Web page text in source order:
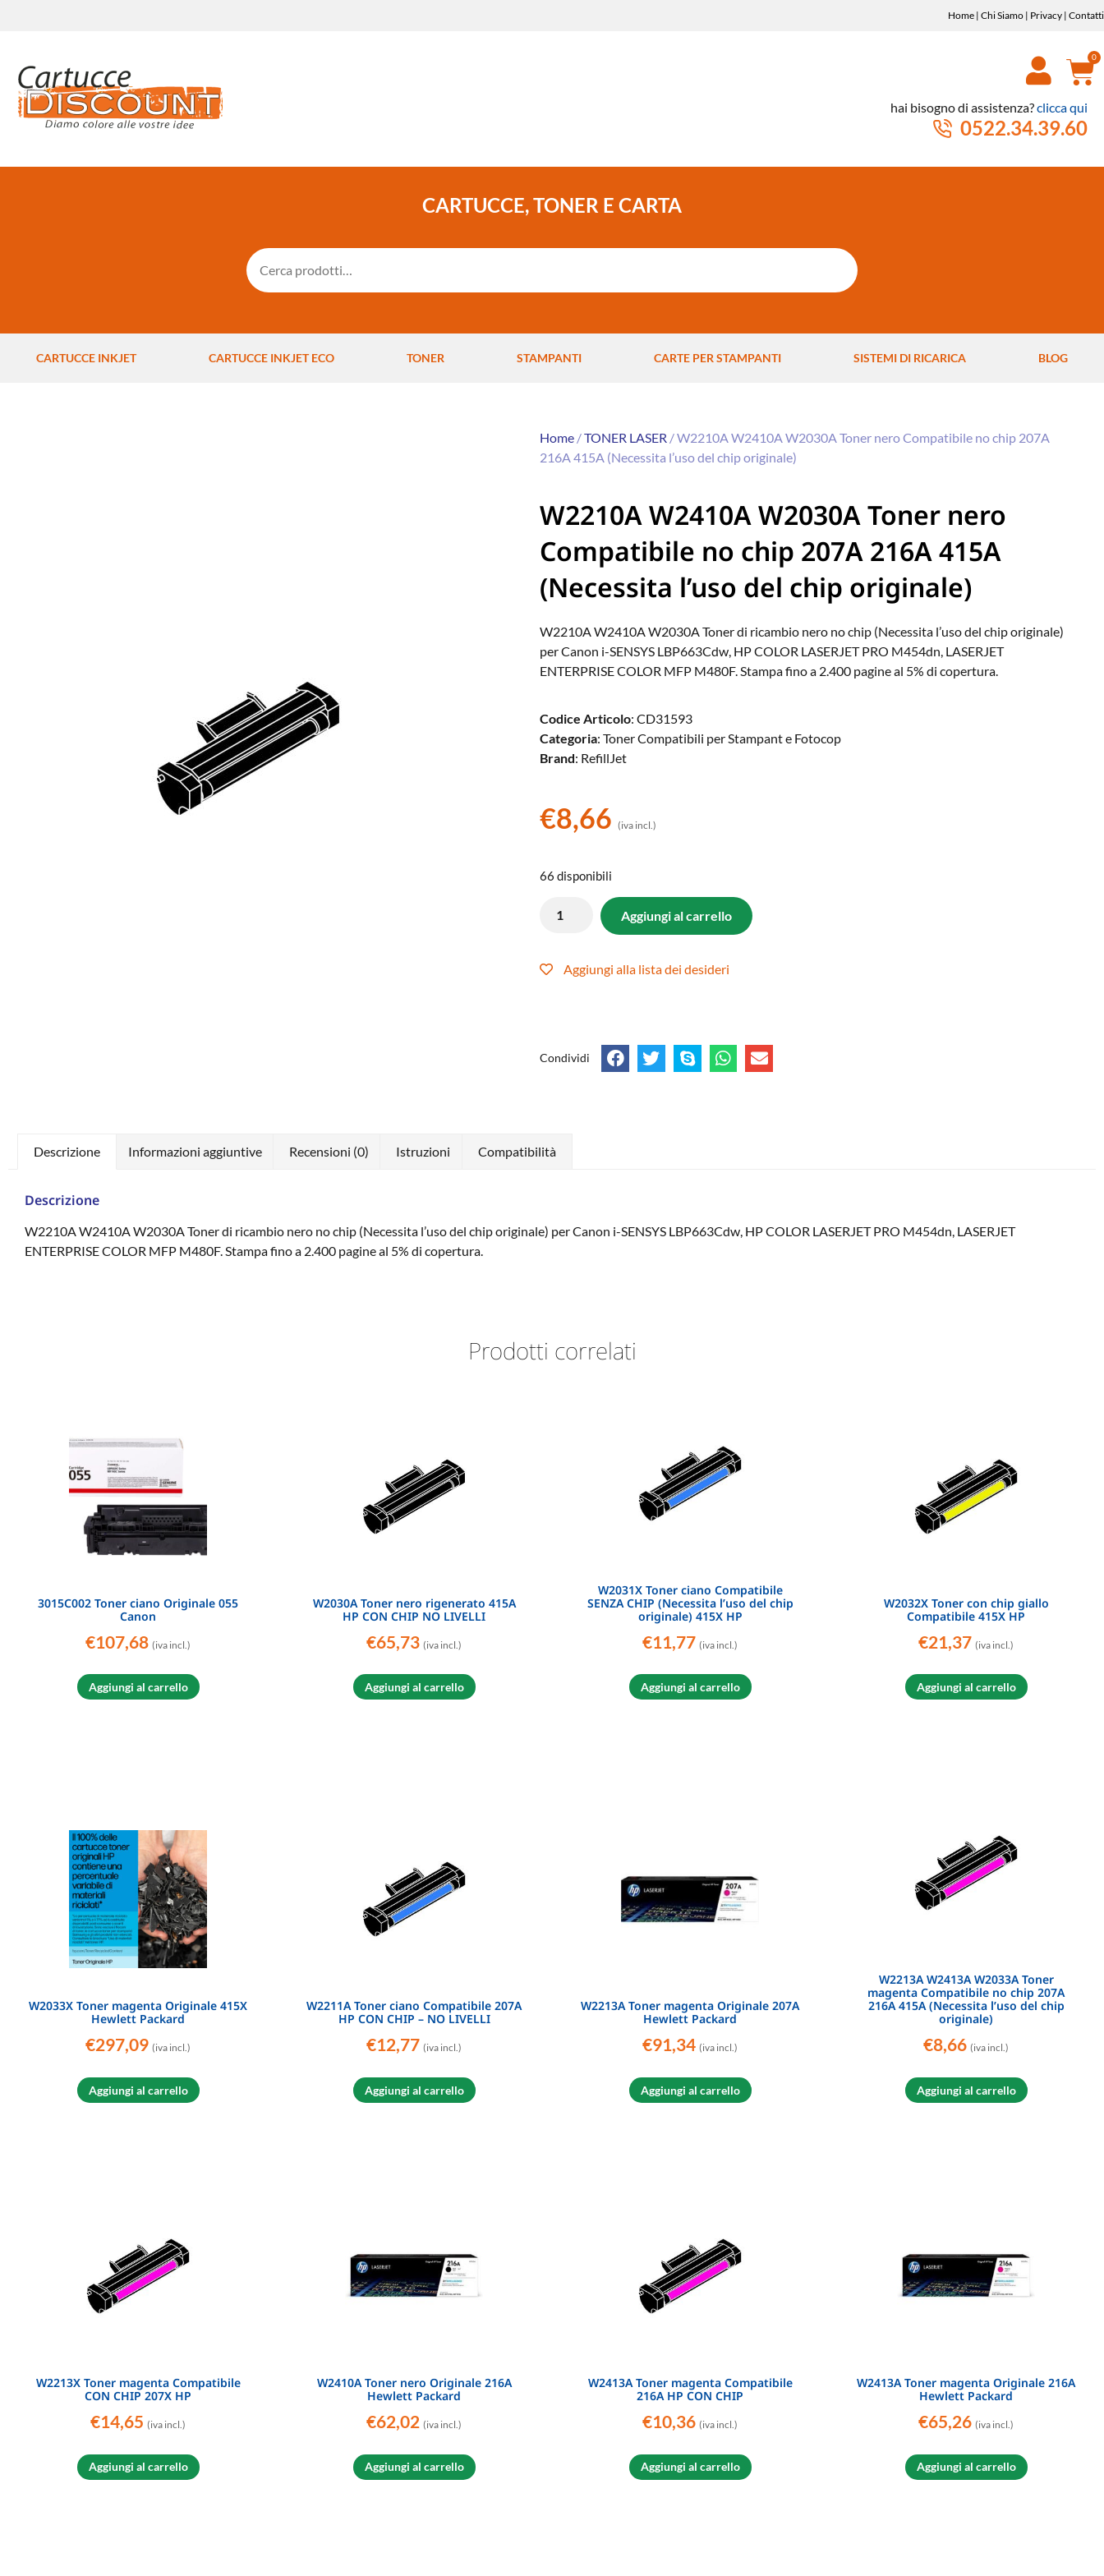
Home | Chi Siamo | Privacy | Contatti
hai bisogno di assistenza?clicca qui
0522.34.39.60
CARTUCCE, TONER E CARTA
CARTUCCE INKJET CARTUCCE INKJET ECO TONER STAMPANTI CARTE PER STAMPANTI SISTEMI DI RICARICA BLOG
Home/TONER LASER / W2210A W2410A W2030A Toner nero Compatibile no chip 207A
216A 415A (Necessita l’uso del chip originale)
W2210A W2410A W2030A Toner nero
Compatibile no chip 207A 216A 415A
(Necessita l’uso del chip originale)
W2210A W2410A W2030A Toner di ricambio nero no chip (Necessita l’uso del chip originale)
per Canon i-SENSYS LBP663Cdw, HP COLOR LASERJET PRO M454dn, LASERJET
ENTERPRISE COLOR MFP M480F. Stampa fino a 2.400 pagine al 5% di copertura.
Codice Articolo: CD31593
Categoria: Toner Compatibili per Stampant e Fotocop
Brand: RefillJet
€8,66 (iva incl.)
66 disponibili
Aggiungi al carrello
Aggiungi alla lista dei desideri
Condividi
Descrizione Informazioni aggiuntive Recensioni (0) Istruzioni Compatibilità
Descrizione
W2210A W2410A W2030A Toner di ricambio nero no chip (Necessita l’uso del chip originale) per Canon i-SENSYS LBP663Cdw, HP COLOR LASERJET PRO M454dn, LASERJET
ENTERPRISE COLOR MFP M480F. Stampa fino a 2.400 pagine al 5% di copertura.
Prodotti correlati
3015C002 Toner ciano Originale 055
Canon
€107,68 (iva incl.)
Aggiungi al carrello
W2030A Toner nero rigenerato 415A
HP CON CHIP NO LIVELLI
€65,73 (iva incl.)
Aggiungi al carrello
W2031X Toner ciano Compatibile
SENZA CHIP (Necessita l’uso del chip
originale) 415X HP
€11,77 (iva incl.)
Aggiungi al carrello
W2032X Toner con chip giallo
Compatibile 415X HP
€21,37 (iva incl.)
Aggiungi al carrello
W2033X Toner magenta Originale 415X
Hewlett Packard
€297,09 (iva incl.)
Aggiungi al carrello
W2211A Toner ciano Compatibile 207A
HP CON CHIP – NO LIVELLI
€12,77 (iva incl.)
Aggiungi al carrello
W2213A Toner magenta Originale 207A
Hewlett Packard
€91,34 (iva incl.)
Aggiungi al carrello
W2213A W2413A W2033A Toner
magenta Compatibile no chip 207A
216A 415A (Necessita l’uso del chip
originale)
€8,66 (iva incl.)
Aggiungi al carrello
W2213X Toner magenta Compatibile
CON CHIP 207X HP
€14,65 (iva incl.)
Aggiungi al carrello
W2410A Toner nero Originale 216A
Hewlett Packard
€62,02 (iva incl.)
Aggiungi al carrello
W2413A Toner magenta Compatibile
216A HP CON CHIP
€10,36 (iva incl.)
Aggiungi al carrello
W2413A Toner magenta Originale 216A
Hewlett Packard
€65,26 (iva incl.)
Aggiungi al carrello